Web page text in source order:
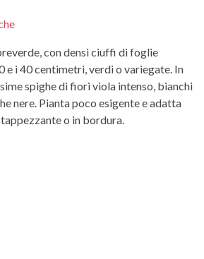
con densi ciuffi di foglie
e i 40 centimetri, verdi o variegate. In
spighe di fiori viola intenso, bianchi
nere. Pianta poco esigente e adatta
o in bordura.